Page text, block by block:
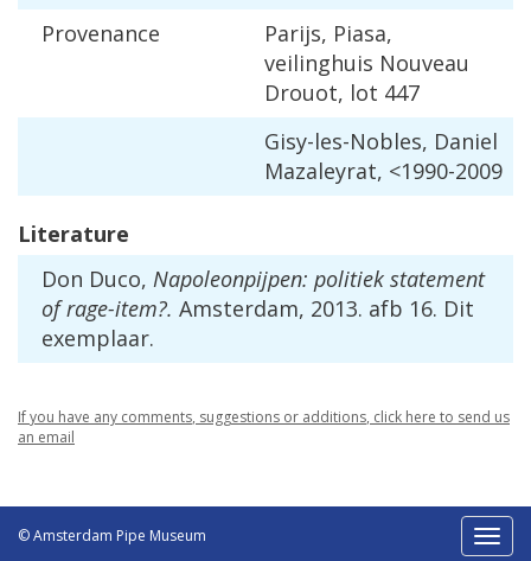
Provenance
Parijs, Piasa,
veilinghuis Nouveau
Drouot, lot 447
Gisy-les-Nobles, Daniel
Mazaleyrat, <1990-2009
Literature
Don Duco, Napoleonpijpen: politiek statement
of rage-item?. Amsterdam, 2013. afb 16. Dit
exemplaar.
Ifyou have any comments, suggestions or additions, click here to send us
an email
Toggle
© Amsterdam Pipe Museum